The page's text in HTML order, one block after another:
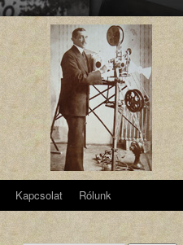
Kapcsolat Rólunk